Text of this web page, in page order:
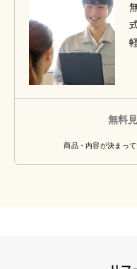
無料
商品・内容が決まっ